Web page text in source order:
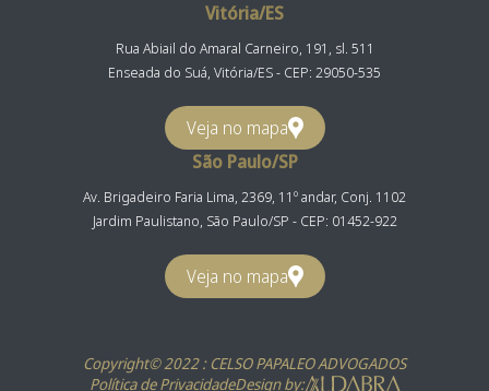
Vitória/ES
Rua Abiail do Amaral Carneiro, 191, sl. 511
Enseada do Suá, Vitória/ES - CEP: 29050-535
Veja no mapa
São Paulo/SP
Av. Brigadeiro Faria Lima, 2369, 11º andar, Conj. 1102
Jardim Paulistano, São Paulo/SP - CEP: 01452-922
Veja no mapa
Copyright© 2022 : CELSO PAPALEO ADVOGADOS
Política de PrivacidadeDesign by: